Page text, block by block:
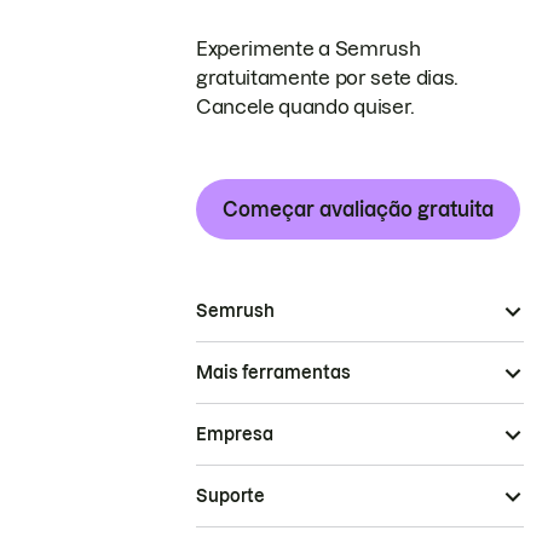
Experimente a Semrush
gratuitamente por sete dias.
Cancele quando quiser.
Começar avaliação gratuita
Semrush
Mais ferramentas
Empresa
Suporte